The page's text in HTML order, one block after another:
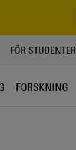
TOPPMENY
FÖR STUDENTER
FORSKNING